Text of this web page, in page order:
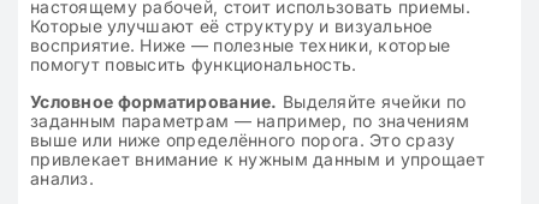
настоящему рабочей, стоит использовать приемы.
Которые улучшают её структуру и визуальное
восприятие. Ниже — полезные техники, которые
помогут повысить функциональность.
Условное форматирование. Выделяйте ячейки по
заданным параметрам — например, по значениям
выше или ниже определённого порога. Это сразу
привлекает внимание к нужным данным и упрощает
анализ.